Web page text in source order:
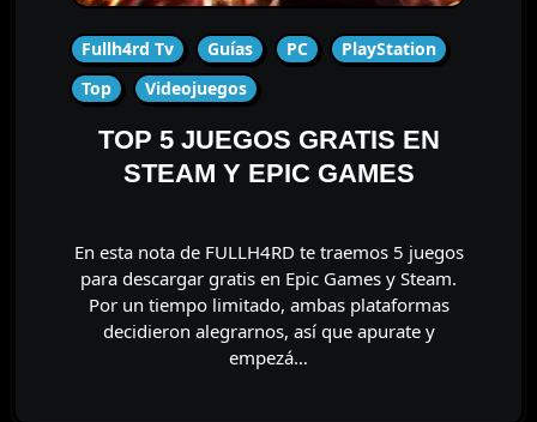
Fullh4rd Tv Guías PC
PlayStation
Top
Videojuegos
TOP 5 JUEGOS GRATIS EN
STEAM Y EPIC GAMES
En esta nota de FULLH4RD te traemos 5 juegos
para descargar gratis en Epic Games y Steam.
Por un tiempo limitado, ambas plataformas
decidieron alegrarnos, así que apurate y
empezá…